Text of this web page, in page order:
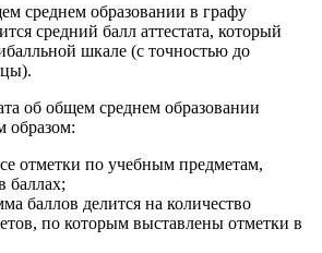
среднем образовании в графу
средний балл аттестата, который
шкале (с точностью до
об общем среднем образовании
образом:
отметки по учебным предметам,
баллах;
баллов делится на количество
по которым выставлены отметки в